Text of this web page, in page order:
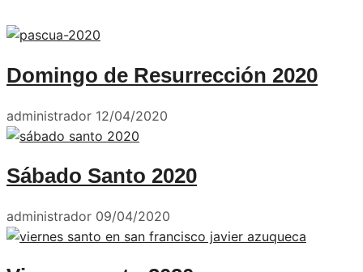
Domingo de Resurrección 2020
administrador 12/04/2020
Sábado Santo 2020
administrador 09/04/2020